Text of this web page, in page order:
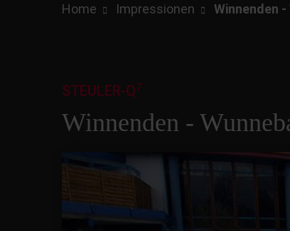
Home Impressionen Winnenden -
Winnenden -
STEULER-Q7